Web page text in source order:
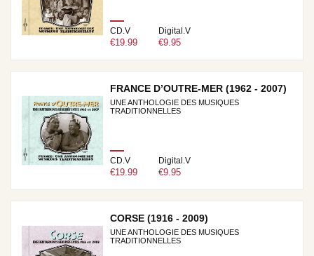
CD.V
€19.99
Digital.V
€9.95
FRANCE D’OUTRE-MER (1962 - 2007)
UNE ANTHOLOGIE DES MUSIQUES
TRADITIONNELLES
CD.V
€19.99
Digital.V
€9.95
CORSE (1916 - 2009)
UNE ANTHOLOGIE DES MUSIQUES
TRADITIONNELLES